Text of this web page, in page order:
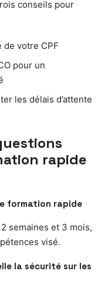
conseils pour
votre CPF
pour un
les délais d’attente
rapide
formation rapide
semaines et 3 mois,
visé.
la sécurité sur les